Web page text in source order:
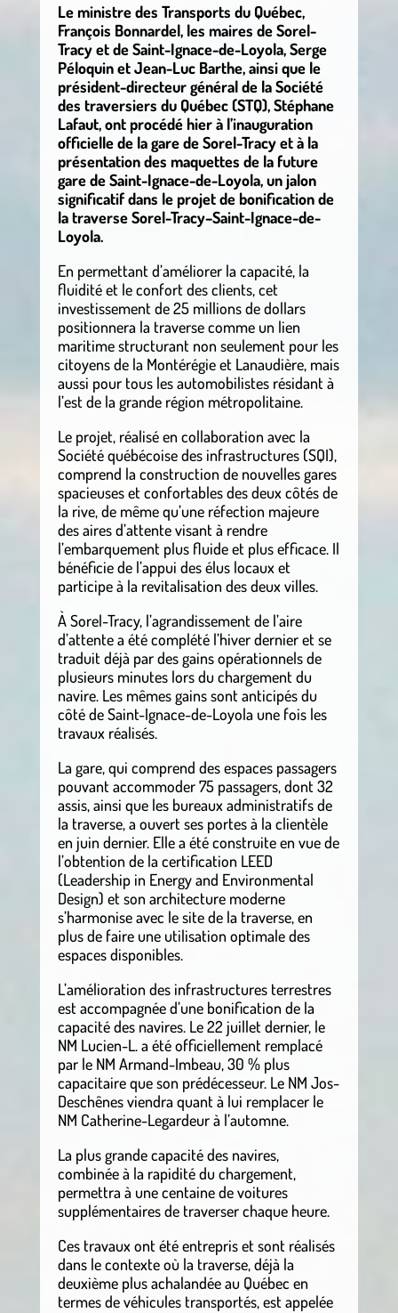
Le ministre des Transports du Québec,
François Bonnardel, les maires de Sorel-
Tracy et de Saint-Ignace-de-Loyola, Serge
Péloquin et Jean-Luc Barthe, ainsi que le
président-directeur général de la Société
des traversiers du Québec (STQ), Stéphane
Lafaut, ont procédé hier à l’inauguration
officielle de la gare de Sorel-Tracy et à la
présentation des maquettes de la future
gare de Saint-Ignace-de-Loyola, un jalon
significatif dans le projet de bonification de
la traverse Sorel-Tracy–Saint-Ignace-de-
Loyola.
En permettant d’améliorer la capacité, la
fluidité et le confort des clients, cet
investissement de 25 millions de dollars
positionnera la traverse comme un lien
maritime structurant non seulement pour les
citoyens de la Montérégie et Lanaudière, mais
aussi pour tous les automobilistes résidant à
l’est de la grande région métropolitaine.
Le projet, réalisé en collaboration avec la
Société québécoise des infrastructures (SQI),
comprend la construction de nouvelles gares
spacieuses et confortables des deux côtés de
la rive, de même qu’une réfection majeure
des aires d’attente visant à rendre
l’embarquement plus fluide et plus efficace. Il
bénéficie de l’appui des élus locaux et
participe à la revitalisation des deux villes.
À Sorel-Tracy, l’agrandissement de l’aire
d’attente a été complété l’hiver dernier et se
traduit déjà par des gains opérationnels de
plusieurs minutes lors du chargement du
navire. Les mêmes gains sont anticipés du
côté de Saint-Ignace-de-Loyola une fois les
travaux réalisés.
La gare, qui comprend des espaces passagers
pouvant accommoder 75 passagers, dont 32
assis, ainsi que les bureaux administratifs de
la traverse, a ouvert ses portes à la clientèle
en juin dernier. Elle a été construite en vue de
l’obtention de la certification LEED
(Leadership in Energy and Environmental
Design) et son architecture moderne
s’harmonise avec le site de la traverse, en
plus de faire une utilisation optimale des
espaces disponibles.
L’amélioration des infrastructures terrestres
est accompagnée d’une bonification de la
capacité des navires. Le 22 juillet dernier, le
NM Lucien-L. a été officiellement remplacé
par le NM Armand-Imbeau, 30 % plus
capacitaire que son prédécesseur. Le NM Jos-
Deschênes viendra quant à lui remplacer le
NM Catherine-Legardeur à l’automne.
La plus grande capacité des navires,
combinée à la rapidité du chargement,
permettra à une centaine de voitures
supplémentaires de traverser chaque heure.
Ces travaux ont été entrepris et sont réalisés
dans le contexte où la traverse, déjà la
deuxième plus achalandée au Québec en
termes de véhicules transportés, est appelée